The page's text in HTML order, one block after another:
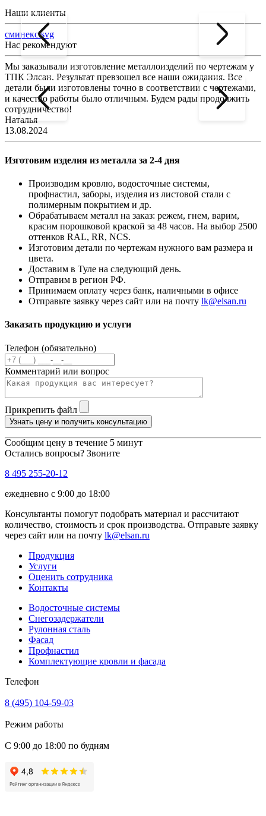
Наши клиенты
сминекс.svg
Нас рекомендуют
Мы заказывали изготовление металлоизделий по чертежам у
ТПК Элсан. Результат превзошел все наши ожидания. Все
детали были изготовлены точно в соответствии с чертежами,
и качество работы было отличным. Будем рады продолжить
сотрудничество!
Наталья
13.08.2024
Изготовим изделия из металла за 2-4 дня
Производим кровлю, водосточные системы,
профнастил, заборы, изделия из листовой стали с
полимерным покрытием и др.
Обрабатываем металл на заказ: режем, гнем, варим,
красим порошковой краской за 48 часов. На выбор 2500
оттенков RAL, RR, NCS.
Изготовим детали по чертежам нужного вам размера и
цвета.
Доставим в Туле на следующий день.
Отправим в регион РФ.
Принимаем оплату через банк, наличными в офисе
Отправьте заявку через сайт или на почту lk@elsan.ru
Заказать продукцию и услуги
Телефон (обязательно)
Комментарий или вопрос
Прикрепить файл
Узнать цену и получить консультацию
Сообщим цену в течение 5 минут
Остались вопросы? Звоните
8 495 255-20-12
ежедневно с 9:00 до 18:00
Консультанты помогут подобрать материал и рассчитают
количество, стоимость и срок производства. Отправьте заявку
через сайт или на почту lk@elsan.ru
Продукция
Услуги
Оценить сотрудника
Контакты
Водосточные системы
Снегозадержатели
Рулонная сталь
Фасад
Профнастил
Комплектующие кровли и фасада
Телефон
8 (495) 104-59-03
Режим работы
С 9:00 до 18:00 по будням